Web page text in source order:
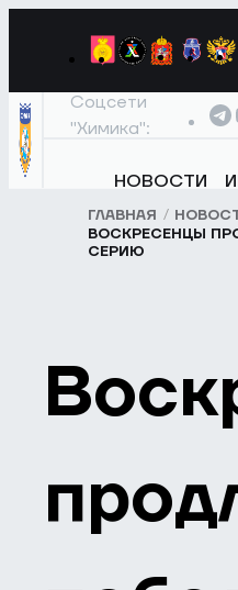
Соцсети
"Химика":
НОВОСТИ
ГЛАВНАЯ
ВОСКРЕСЕНЦЫ
СЕРИЮ